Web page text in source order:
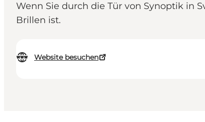
Wenn Sie durch die Tür von Synoptik in
Brillen ist.
Website besuchen